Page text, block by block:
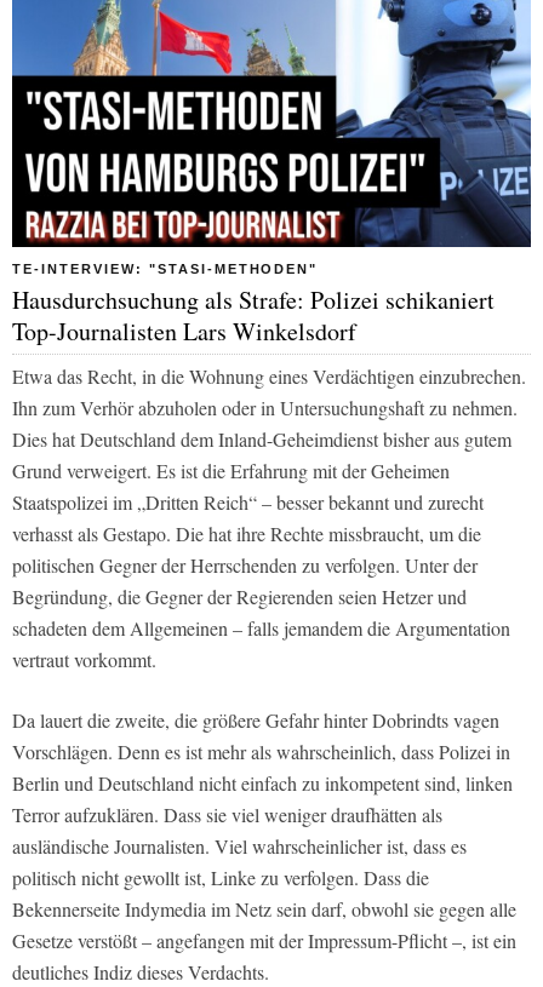
TE-INTERVIEW: "STASI-METHODEN"
Hausdurchsuchung als Strafe: Polizei schikaniert
Top-Journalisten Lars Winkelsdorf
Etwa das Recht, in die Wohnung eines Verdächtigen einzubrechen.
Ihn zum Verhör abzuholen oder in Untersuchungshaft zu nehmen.
Dies hat Deutschland dem Inland-Geheimdienst bisher aus gutem
Grund verweigert. Es ist die Erfahrung mit der Geheimen
Staatspolizei im „Dritten Reich“ – besser bekannt und zurecht
verhasst als Gestapo. Die hat ihre Rechte missbraucht, um die
politischen Gegner der Herrschenden zu verfolgen. Unter der
Begründung, die Gegner der Regierenden seien Hetzer und
schadeten dem Allgemeinen – falls jemandem die Argumentation
vertraut vorkommt.
Da lauert die zweite, die größere Gefahr hinter Dobrindts vagen
Vorschlägen. Denn es ist mehr als wahrscheinlich, dass Polizei in
Berlin und Deutschland nicht einfach zu inkompetent sind, linken
Terror aufzuklären. Dass sie viel weniger draufhätten als
ausländische Journalisten. Viel wahrscheinlicher ist, dass es
politisch nicht gewollt ist, Linke zu verfolgen. Dass die
Bekennerseite Indymedia im Netz sein darf, obwohl sie gegen alle
Gesetze verstößt – angefangen mit der Impressum-Pflicht –, ist ein
deutliches Indiz dieses Verdachts.